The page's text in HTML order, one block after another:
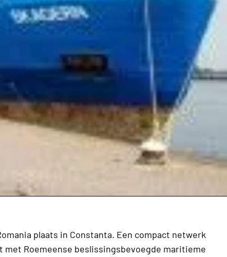
plaats in Constanta. Een compact netwerk
Roemeense beslissingsbevoegde maritieme